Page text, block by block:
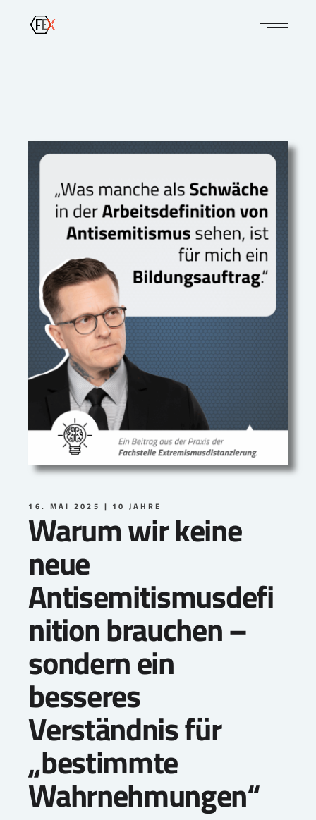
16. MAI 2025 10 JAHRE
Warum wir keine
neue
Antisemitismusdefi
nition brauchen –
sondern ein
besseres
Verständnis für
„bestimmte
Wahrnehmungen“